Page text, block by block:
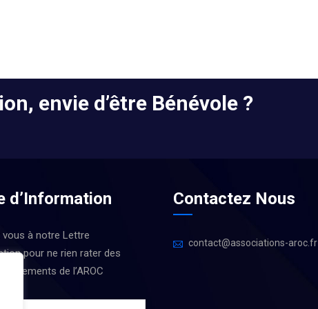
envie d’être Bénévole ?
d’Information
vous à notre Lettre
pour ne rien rater des
de l’AROC
Contactez Nous
contact@associations-aroc.fr